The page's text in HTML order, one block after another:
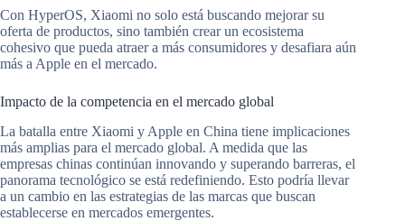
Con HyperOS, Xiaomi no solo está buscando mejorar su
oferta de productos, sino también crear un ecosistema
cohesivo que pueda atraer a más consumidores y desafiara aún
más a Apple en el mercado.
Impacto de la competencia en el mercado global
La batalla entre Xiaomi y Apple en China tiene implicaciones
más amplias para el mercado global. A medida que las
empresas chinas continúan innovando y superando barreras, el
panorama tecnológico se está redefiniendo. Esto podría llevar
a un cambio en las estrategias de las marcas que buscan
establecerse en mercados emergentes.